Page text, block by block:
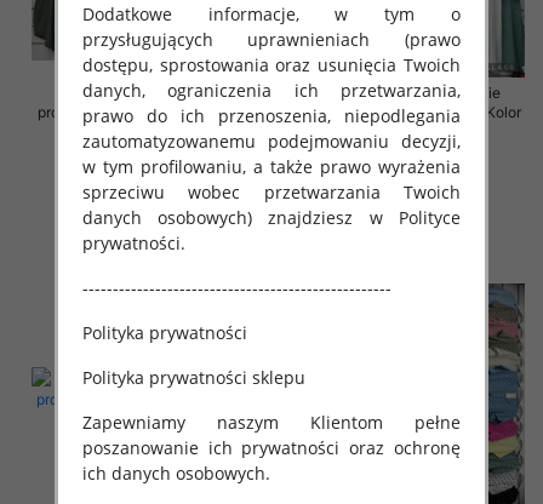
Sukienki damskie (Włoskie
produkt) Roz Standard, Mix Kolor
35.00 zł
szczegóły
Sukienki damskie (Włoskie
produkt) Roz Standard, Mix Kolor
Paczka 5 szt
35.00 zł
szczegóły
Dodatkowe informacje, w tym o
przysługujących uprawnieniach (prawo
dostępu, sprostowania oraz usunięcia Twoich
danych, ograniczenia ich przetwarzania,
prawo do ich przenoszenia, niepodlegania
zautomatyzowanemu podejmowaniu decyzji,
w tym profilowaniu, a także prawo wyrażenia
sprzeciwu wobec przetwarzania Twoich
danych osobowych) znajdziesz w Polityce
prywatności.
---------------------------------------------------
Polityka prywatności
Polityka prywatności sklepu
Zapewniamy naszym Klientom pełne
poszanowanie ich prywatności oraz ochronę
ich danych osobowych.